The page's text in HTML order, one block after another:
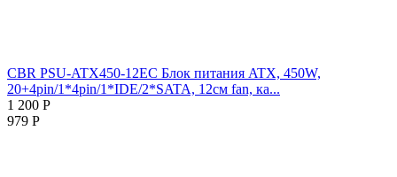
CBR PSU-ATX450-12EC Блок питания ATX, 450W,
20+4pin/1*4pin/1*IDE/2*SATA, 12см fan, ка...
1 200 Р
979 Р